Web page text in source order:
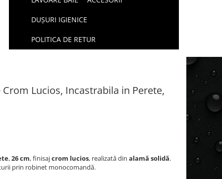
DUŞURI IGIENICE
POLITICA DE RETUR
Lucios, Incastrabila in Perete,
,26 cm, finisajcrom lucios, realizată din alamă solidă.
prin robinet monocomandă.